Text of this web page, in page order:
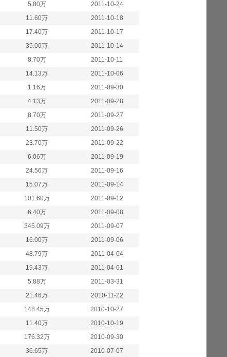
5.80万
2011-10-24
11.60万
2011-10-18
17.40万
2011-10-17
35.00万
2011-10-14
8.70万
2011-10-11
14.13万
2011-10-06
1.16万
2011-09-30
4.13万
2011-09-28
8.70万
2011-09-27
11.50万
2011-09-26
23.70万
2011-09-22
6.06万
2011-09-19
24.56万
2011-09-16
15.07万
2011-09-14
101.60万
2011-09-12
6.40万
2011-09-08
345.09万
2011-09-07
16.00万
2011-09-06
48.79万
2011-04-04
19.43万
2011-04-01
5.88万
2011-03-31
21.46万
2010-11-22
148.45万
2010-10-27
11.40万
2010-10-19
176.32万
2010-09-30
36.65万
2010-07-07